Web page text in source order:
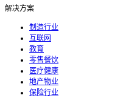
解决方案
制造行业
互联网
教育
零售餐饮
医疗健康
地产物业
保险行业